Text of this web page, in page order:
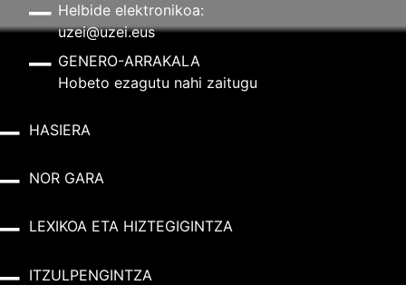
Helbide elektronikoa:
uzei@uzei.eus
GENERO-ARRAKALA
Hobeto ezagutu nahi zaitugu
HASIERA
NOR GARA
LEXIKOA ETA HIZTEGIGINTZA
ITZULPENGINTZA